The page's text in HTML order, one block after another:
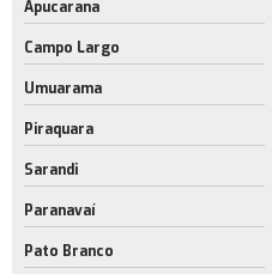
Apucarana
Campo Largo
Umuarama
Piraquara
Sarandi
Paranavaí
Pato Branco